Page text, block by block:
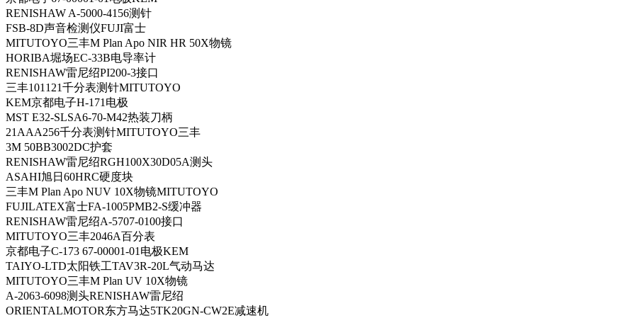
RENISHAW A-5000-4156测针
FSB-8D声音检测仪FUJI富士
MITUTOYO三丰M Plan Apo NIR HR 50X物镜
HORIBA堀场EC-33B电导率计
RENISHAW雷尼绍PI200-3接口
三丰101121千分表测针MITUTOYO
KEM京都电子H-171电极
MST E32-SLSA6-70-M42热装刀柄
21AAA256千分表测针MITUTOYO三丰
3M 50BB3002DC护套
RENISHAW雷尼绍RGH100X30D05A测头
ASAHI旭日60HRC硬度块
三丰M Plan Apo NUV 10X物镜MITUTOYO
FUJILATEX富士FA-1005PMB2-S缓冲器
RENISHAW雷尼绍A-5707-0100接口
MITUTOYO三丰2046A百分表
京都电子C-173 67-00001-01电极KEM
TAIYO-LTD太阳铁工TAV3R-20L气动马达
MITUTOYO三丰M Plan UV 10X物镜
A-2063-6098测头RENISHAW雷尼绍
ORIENTALMOTOR东方马达5TK20GN-CW2E减速机